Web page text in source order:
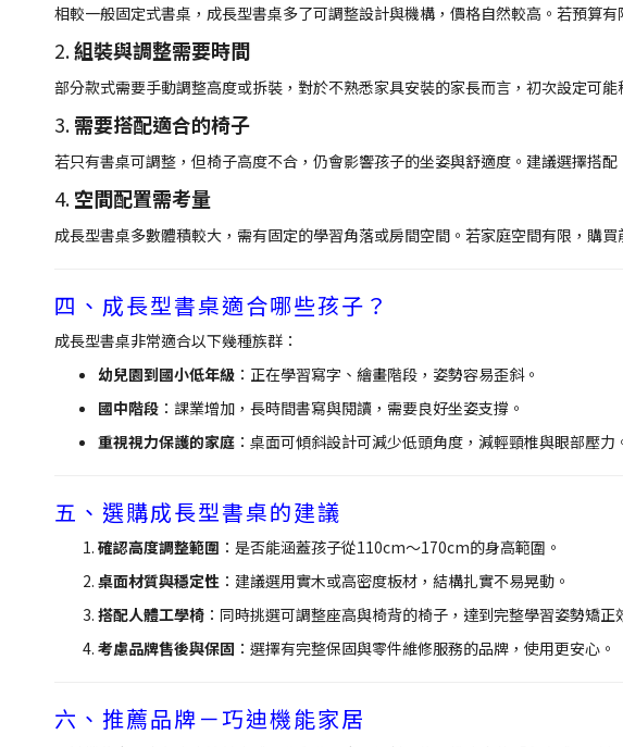
相較一般固定式書桌，成長型書桌多了可調整設計與機構，價格自然較高。若預算
2.組裝與調整需要時間
部分款式需要手動調整高度或拆裝，對於不熟悉家具安裝的家長而言，初次設定可能
3.需要搭配適合的椅子
若只有書桌可調整，但椅子高度不合，仍會影響孩子的坐姿與舒適度。建議選擇搭配
4.空間配置需考量
成長型書桌多數體積較大，需有固定的學習角落或房間空間。若家庭空間有限，購買
四、成長型書桌適合哪些孩子？
成長型書桌非常適合以下幾種族群：
幼兒園到國小低年級 ：正在學習寫字、繪畫階段，姿勢容易歪斜。
國中階段 ：課業增加，長時間書寫與閱讀，需要良好坐姿支撐。
重視視力保護的家庭 ：桌面可傾斜設計可減少低頭角度，減輕頸椎與眼部壓力
五、選購成長型書桌的建議
確認高度調整範圍 ：是否能涵蓋孩子從110cm～170cm的身高範圍。
桌面材質與穩定性 ：建議選用實木或高密度板材，結構扎實不易晃動。
搭配人體工學椅 ：同時挑選可調整座高與椅背的椅子，達到完整學習姿勢矯正
考慮品牌售後與保固 ：選擇有完整保固與零件維修服務的品牌，使用更安心。
六、推薦品牌－巧迪機能家居